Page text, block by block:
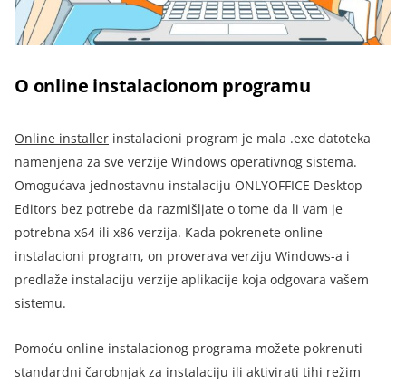
O online instalacionom programu
Online installer instalacioni program je mala .exe datoteka
namenjena za sve verzije Windows operativnog sistema.
Omogućava jednostavnu instalaciju ONLYOFFICE Desktop
Editors bez potrebe da razmišljate o tome da li vam je
potrebna x64 ili x86 verzija. Kada pokrenete online
instalacioni program, on proverava verziju Windows-a i
predlaže instalaciju verzije aplikacije koja odgovara vašem
sistemu.
Pomoću online instalacionog programa možete pokrenuti
standardni čarobnjak za instalaciju ili aktivirati tihi režim